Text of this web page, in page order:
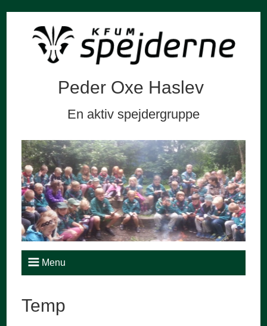
Peder Oxe Haslev
En aktiv spejdergruppe
Menu
Temp